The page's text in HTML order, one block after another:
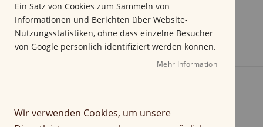
d
g
a
l
s
Ein Satz von Cookies zum Sammeln von
Informationen und Berichten über Website-
Nutzungsstatistiken, ohne dass einzelne Besucher
von Google persönlich identifiziert werden können.
Mehr Information
Wir verwenden Cookies, um unsere